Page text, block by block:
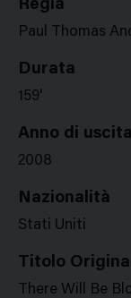
Regia
Paul Thomas
Durata
159'
Anno di uscita
2008
Nazionalità
Stati Uniti
Titolo
There Will Be